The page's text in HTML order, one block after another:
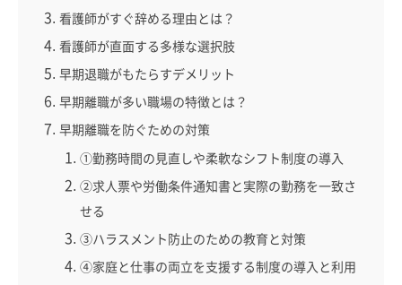
看護師がすぐ辞める理由とは？
看護師が直面する多様な選択肢
早期退職がもたらすデメリット
早期離職が多い職場の特徴とは？
早期離職を防ぐための対策
①勤務時間の見直しや柔軟なシフト制度の導入
②求人票や労働条件通知書と実際の勤務を一致さ
せる
③ハラスメント防止のための教育と対策
④家庭と仕事の両立を支援する制度の導入と利用